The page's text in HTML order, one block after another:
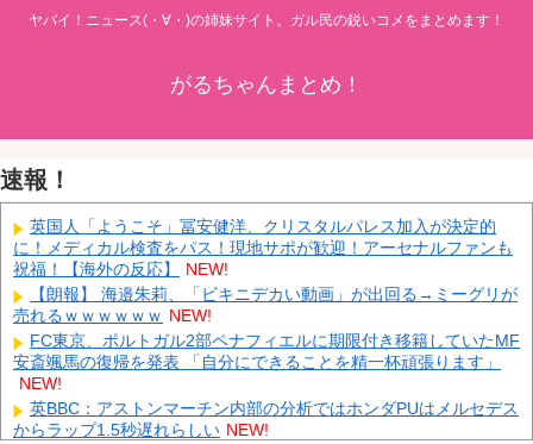
ヤバイ！ニュース(・∀・)の姉妹サイト。ガル民の鋭いコメをまとめます！
がるちゃんまとめ！
速報！
英国人「ようこそ」冨安健洋、クリスタルパレス加入が決定的
に！メディカル検査をパス！現地サポが歓迎！アーセナルファンも
祝福！【海外の反応】
NEW!
【朗報】 海邉朱莉、「ビキニデカい動画」が出回る→ミーグリが
売れるｗｗｗｗｗｗ NEW!
FC東京、ポルトガル2部ペナフィエルに期限付き移籍していたMF
安斎颯馬の復帰を発表 「自分にできることを精一杯頑張ります」
NEW!
英BBC：アストンマーチン内部の分析ではホンダPUはメルセデス
からラップ1.5秒遅れらしい NEW!